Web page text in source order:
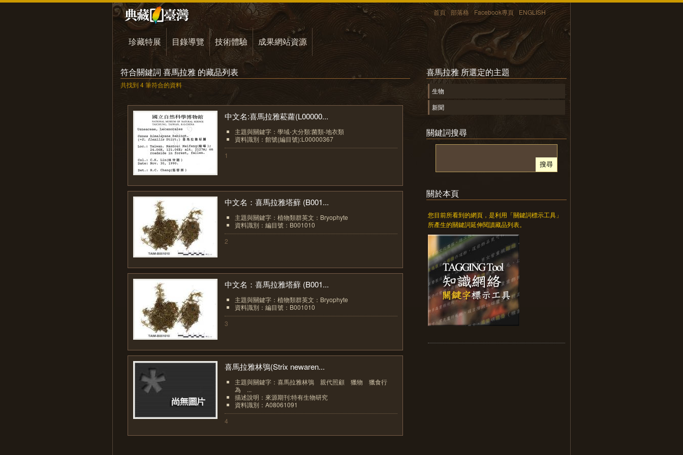
首頁 部落格 Facebook專頁 ENGLISH
珍藏特展 目錄導覽 技術體驗 成果網站資源
符合關鍵詞 喜馬拉雅 的藏品列表
共找到 4 筆符合的資料
中文名:喜馬拉雅菘蘿(L00000...
主題與關鍵字：學域-大分類:菌類-地衣類
資料識別：館號(編目號):L00000367
1
中文名：喜馬拉雅塔蘚 (B001...
主題與關鍵字：植物類群英文：Bryophyte
資料識別：編目號：B001010
2
中文名：喜馬拉雅塔蘚 (B001...
主題與關鍵字：植物類群英文：Bryophyte
資料識別：編目號：B001010
3
喜馬拉雅林鴞(Strix newaren...
主題與關鍵字：喜馬拉雅林鴞 親代照顧 獵物 獵食行
為 ...
描述說明：來源期刊:特有生物研究
資料識別：A08061091
4
喜馬拉雅 所選定的主題
生物
新聞
關鍵詞搜尋
關於本頁
您目前所看到的網頁，是利用「關鍵詞標示工具」
所產生的關鍵詞延伸閱讀藏品列表。